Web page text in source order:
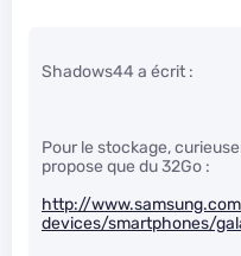
Shadows44 a écrit :
Pour le stockage,
propose que du 32Go :
http://
devices/smartphones/